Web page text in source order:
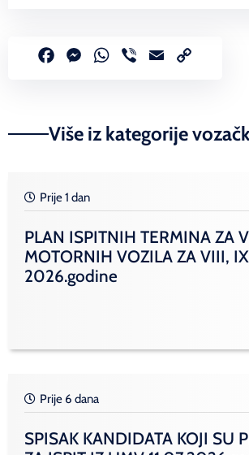
FacebookMessenger
WhatsApp
Viber Email
Više iz kategorije
Prije 1 dan
PLAN ISPITNIH TERMINA ZA
MOTORNIH VOZILA ZA VIII,
2026.godine
Prije 6 dana
SPISAK KANDIDATA KOJI SU